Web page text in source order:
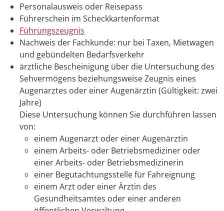
Personalausweis oder Reisepass
Führerschein im Scheckkartenformat
Führungszeugnis
Nachweis der Fachkunde: nur bei Taxen, Mietwagen
und gebündelten Bedarfsverkehr
ärztliche Bescheinigung über die Untersuchung des
Sehvermögens beziehungsweise Zeugnis eines
Augenarztes oder einer Augenärztin (Gültigkeit: zwei
Jahre)
Diese Untersuchung können Sie durchführen lassen
von:
einem Augenarzt oder einer Augenärztin
einem Arbeits- oder Betriebsmediziner oder
einer Arbeits- oder Betriebsmedizinerin
einer Begutachtungsstelle für Fahreignung
einem Arzt oder einer Ärztin des
Gesundheitsamtes oder einer anderen